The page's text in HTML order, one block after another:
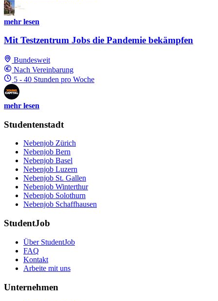
mehr lesen
Mit Testzentrum Jobs die Pandemie bekämpfen
Bundesweit
Nach Vereinbarung
5 - 40 Stunden pro Woche
mehr lesen
Studentenstadt
Nebenjob Zürich
Nebenjob Bern
Nebenjob Basel
Nebenjob Luzern
Nebenjob St. Gallen
Nebenjob Winterthur
Nebenjob Solothurn
Nebenjob Schaffhausen
StudentJob
Über StudentJob
FAQ
Kontakt
Arbeite mit uns
Unternehmen